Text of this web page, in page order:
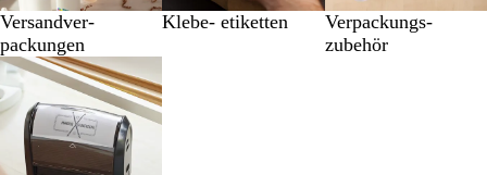
Versandver-
packungen
Klebe- etiketten
Verpackungs-
zubehör